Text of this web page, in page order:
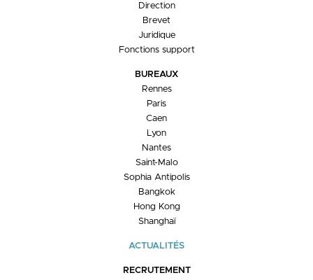
Direction
Brevet
Juridique
Fonctions support
BUREAUX
Rennes
Paris
Caen
Lyon
Nantes
Saint-Malo
Sophia Antipolis
Bangkok
Hong Kong
Shanghaï
ACTUALITÉS
RECRUTEMENT